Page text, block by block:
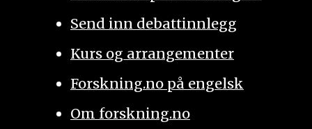
Send inn debattinnlegg
Kurs og arrangementer
Forskning.no på engelsk
Om forskning.no